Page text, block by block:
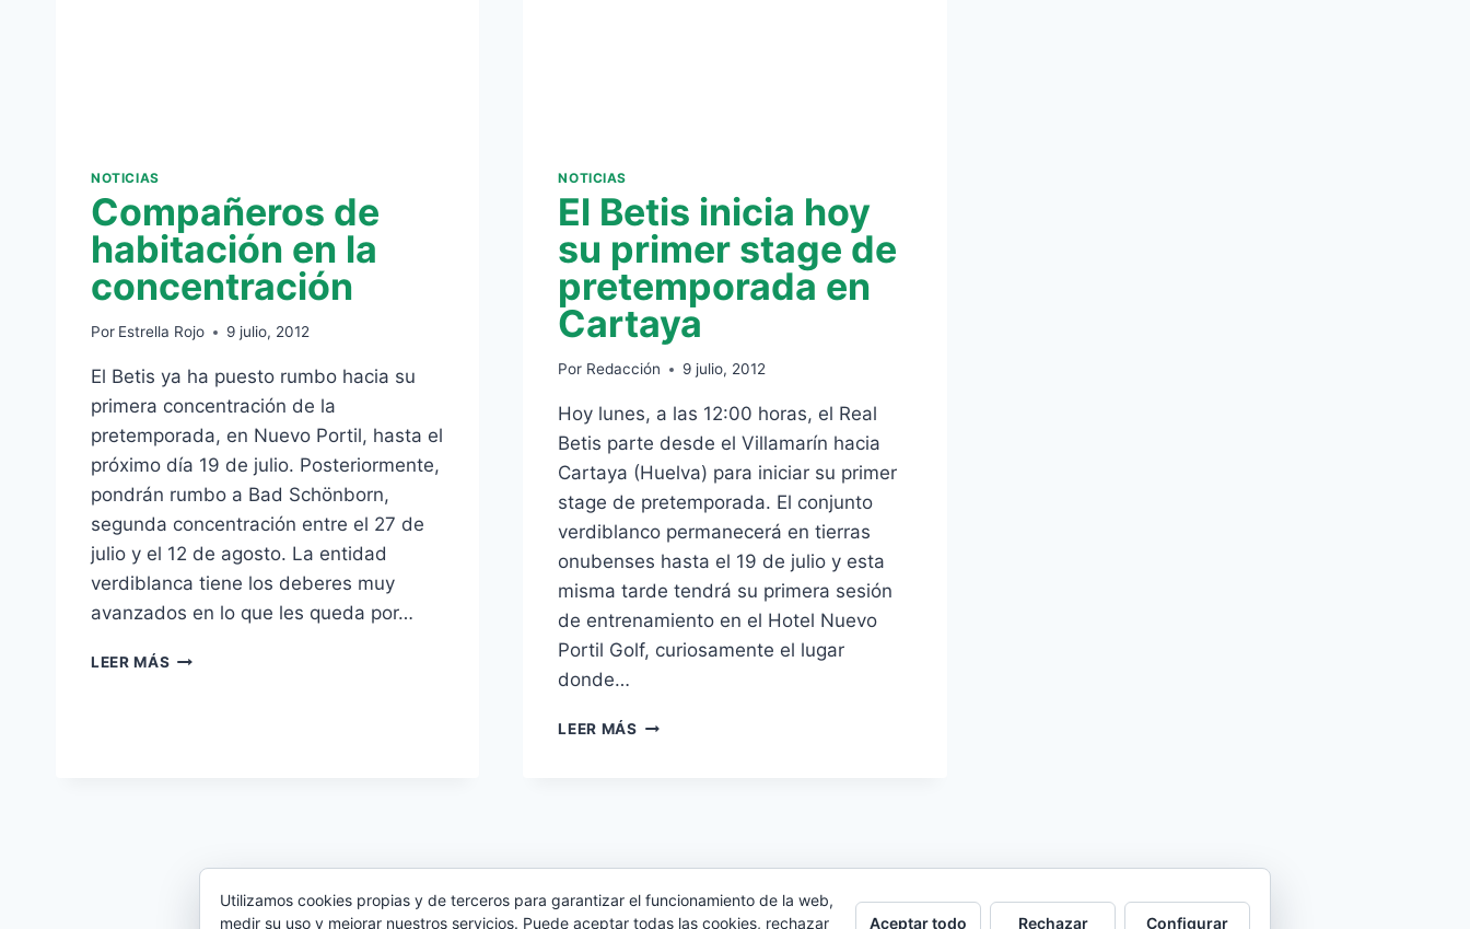
NOTICIAS
Compañeros de
habitación en la
concentración
Por Estrella Rojo 9 julio, 2012
El Betis ya ha puesto rumbo hacia su
primera concentración de la
pretemporada, en Nuevo Portil, hasta el
próximo día 19 de julio. Posteriormente,
pondrán rumbo a Bad Schönborn,
segunda concentración entre el 27 de
julio y el 12 de agosto. La entidad
verdiblanca tiene los deberes muy
avanzados en lo que les queda por…
LEER MÁS COMPAÑEROS
NOTICIAS
El Betis inicia hoy
su primer stage de
pretemporada en
Cartaya
Por Redacción 9 julio, 2012
Hoy lunes, a las 12:00 horas, el Real
Betis parte desde el Villamarín hacia
Cartaya (Huelva) para iniciar su primer
stage de pretemporada. El conjunto
verdiblanco permanecerá en tierras
onubenses hasta el 19 de julio y esta
misma tarde tendrá su primera sesión
de entrenamiento en el Hotel Nuevo
Portil Golf, curiosamente el lugar
donde…
LEER MÁS EL
PRETEMPORADA
Utilizamos cookies propias y de terceros para garantizar el funcionamiento de la web,
medir su uso y mejorar nuestros servicios. Puede aceptar todas las cookies, rechazar
Aceptar todo Rechazar Configurar